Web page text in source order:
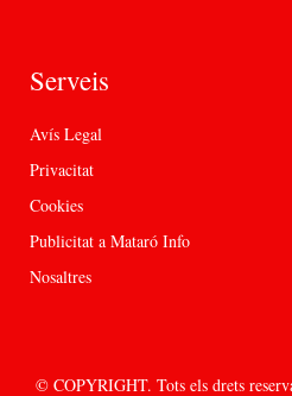
Serveis
Avís Legal
Privacitat
Cookies
Publicitat a Mataró Info
Nosaltres
© COPYRIGHT. Tots els drets